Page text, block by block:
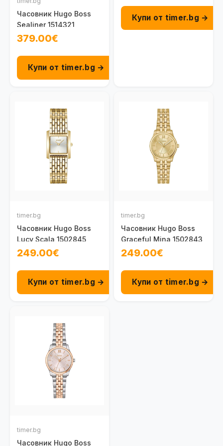
Часовник Hugo Boss
Sealiner 1514321
379.00€
Купи от timer.bg →
Купи от timer.bg →
timer.bg
Часовник Hugo Boss
Lucy Scala 1502845
249.00€
Купи от timer.bg →
timer.bg
Часовник Hugo Boss
Graceful Mina 1502843
249.00€
Купи от timer.bg →
timer.bg
Часовник Hugo Boss